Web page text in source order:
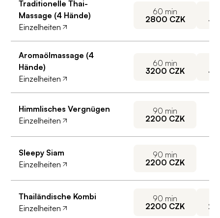
Traditionelle Thai-
Massage (4 Hände)
Einzelheiten
60 min
2800 CZK
Aromaölmassage (4
Hände)
Einzelheiten
60 min
3200 CZK
Himmlisches Vergnügen
Einzelheiten
90 min
2200 CZK
Sleepy Siam
Einzelheiten
90 min
2200 CZK
Thailändische Kombi
Einzelheiten
90 min
2200 CZK